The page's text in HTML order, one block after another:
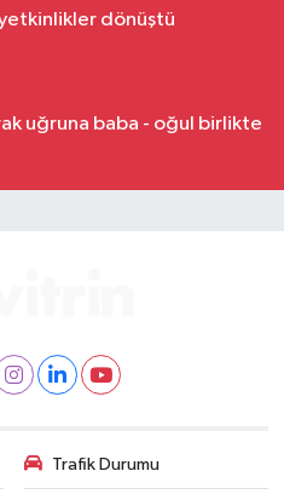
dönüştü
uğruna baba - oğul birlikte
Trafik Durumu